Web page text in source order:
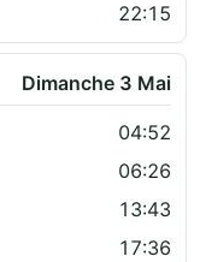
22:15
Dimanche 3 Mai
04:52
06:26
13:43
17:36